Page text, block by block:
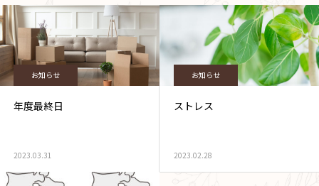
お知らせ
年度最終日
2023.03.31
お知らせ
ストレス
2023.02.28